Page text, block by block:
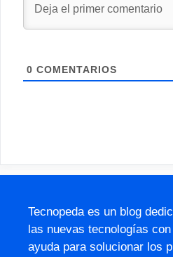
0 COMENTARIOS
Tecnopeda es un blog
las nuevas tecnologías
ayuda para solucionar los